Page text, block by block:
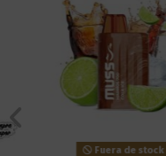
Fuera de stock